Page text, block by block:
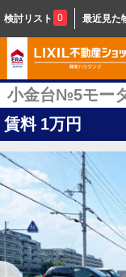
検討リスト 0 最近見た
小金台№5モー
賃料 1万円